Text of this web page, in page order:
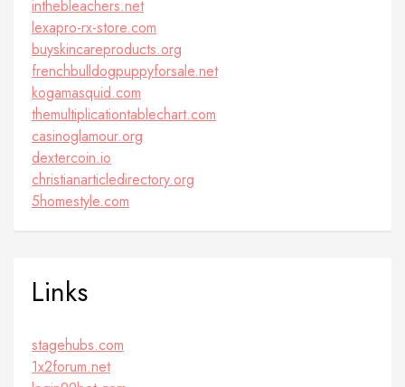
inthebleachers.net
lexapro-rx-store.com
buyskincareproducts.org
frenchbulldogpuppyforsale.net
kogamasquid.com
themultiplicationtablechart.com
casinoglamour.org
dextercoin.io
christianarticledirectory.org
5homestyle.com
Links
stagehubs.com
1x2forum.net